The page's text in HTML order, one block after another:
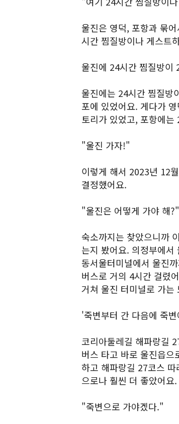
울진은 영덕, 포항과 묶
시간 찜질방이나 게스트
울진에 24시간 찜질방이
울진에는 24시간 찜질방
포에 있었어요. 게다가
토리가 있었고, 포항에
"울진 가자!"
이렇게 해서 2023년 12
결정했어요.
"울진은 어떻게 가야 해?"
숙소까지는 찾았으니까
는지 봤어요. 의정부에
동서울터미널에서 울진
버스로 거의 4시간 걸렸
거쳐 울진 터미널로 가는
'죽변부터 간 다음에 죽
코리아둘레길 해파랑길
버스 타고 바로 울진읍으
하고 해파랑길 27코스
으로나 훨씬 더 좋았어요.
"죽변으로 가야겠다."